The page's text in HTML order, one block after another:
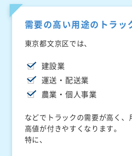
需要の高い用途のトラッ
東京都文京区では、
建設業
運送・配送業
農業・個人事業
などでトラックの需要が高く、
高値が付きやすくなります。
特に、